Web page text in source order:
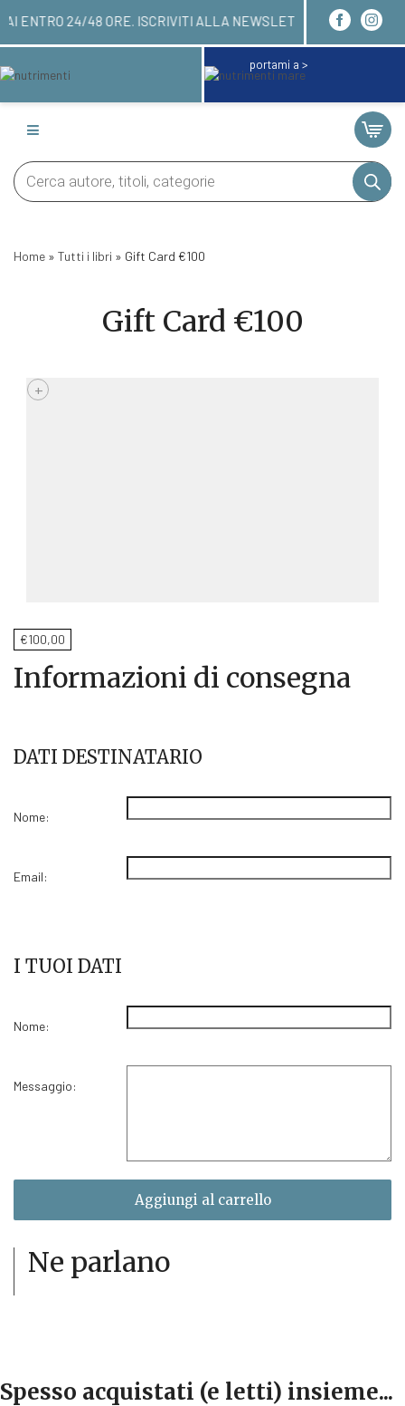
LI RICEVERAI ENTRO 24/48 ORE. ISCRIVITI
portami a >
Products
search
Home » Tutti i libri » Gift Card €100
Gift Card €100
+
€100,00
Informazioni di consegna
DATI DESTINATARIO
Nome:
Email:
I TUOI DATI
Nome:
Messaggio:
Aggiungi al carrello
Ne parlano
Spesso acquistati (e letti) insieme...